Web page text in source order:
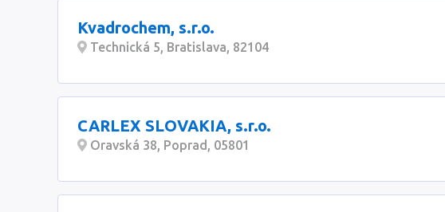
Kvadrochem, s.r.o.
Technická 5, Bratislava, 82104
CARLEX SLOVAKIA, s.r.o.
Oravská 38, Poprad, 05801